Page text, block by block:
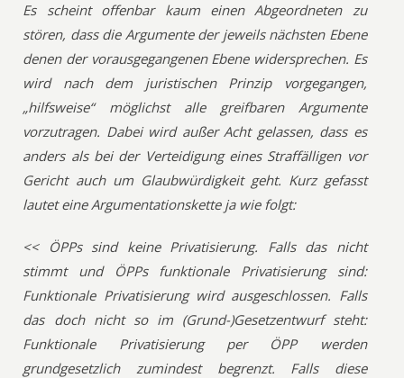
Es scheint offenbar kaum einen Abgeordneten zu
stören, dass die Argumente der jeweils nächsten Ebene
denen der vorausgegangenen Ebene widersprechen. Es
wird nach dem juristischen Prinzip vorgegangen,
„hilfsweise“ möglichst alle greifbaren Argumente
vorzutragen. Dabei wird außer Acht gelassen, dass es
anders als bei der Verteidigung eines Straffälligen vor
Gericht auch um Glaubwürdigkeit geht. Kurz gefasst
lautet eine Argumentationskette ja wie folgt:
<< ÖPPs sind keine Privatisierung. Falls das nicht
stimmt und ÖPPs funktionale Privatisierung sind:
Funktionale Privatisierung wird ausgeschlossen. Falls
das doch nicht so im (Grund-)Gesetzentwurf steht:
Funktionale Privatisierung per ÖPP werden
grundgesetzlich zumindest begrenzt. Falls diese